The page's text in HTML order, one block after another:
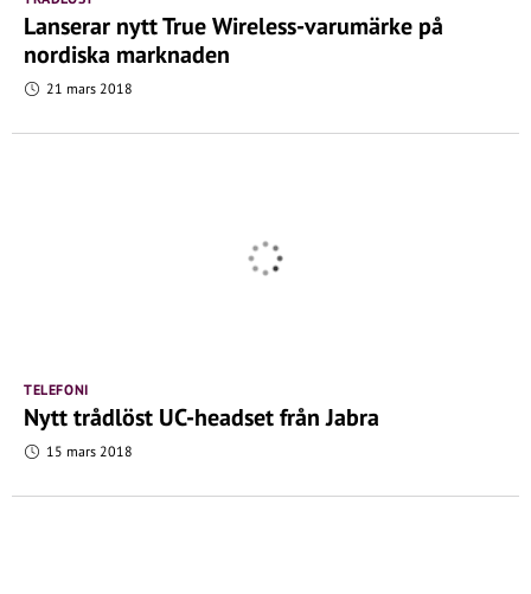
Lanserar nytt True Wireless-varumärke på
nordiska marknaden
21 mars 2018
TELEFONI
Nytt trådlöst UC-headset från Jabra
15 mars 2018